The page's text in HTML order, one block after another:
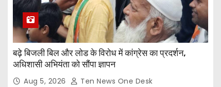
बढ़े बिजली बिल और लोड के विरोध में कांग्रेस का प्रदर्शन,
अधिशासी अभियंता को सौंपा ज्ञापन
Aug 5, 2026 Ten News One Desk